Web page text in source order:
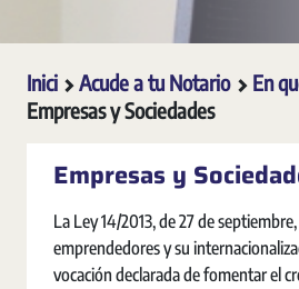
Inici Acude a tu Notario
En
Empresas y Sociedades
Empresas y
La Ley 14/2013, de 27 de
emprendedores y su
vocación declarada de fomentar el